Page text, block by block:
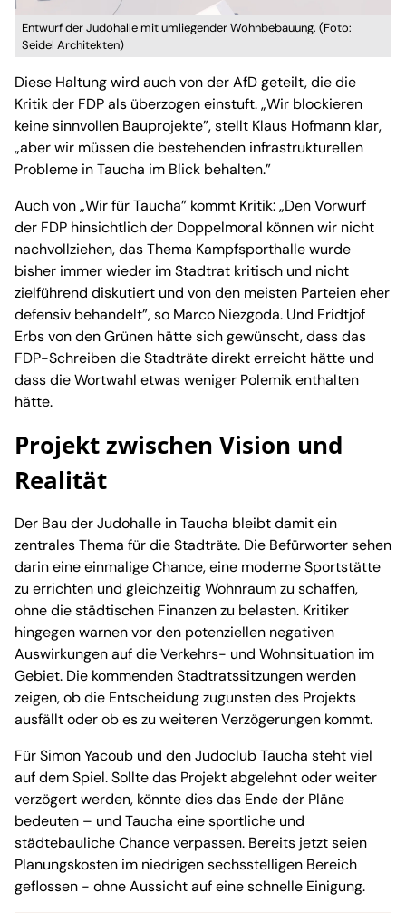
Entwurf der Judohalle mit umliegender Wohnbebauung. (Foto:
Seidel Architekten)
Diese Haltung wird auch von der AfD geteilt, die die
Kritik der FDP als überzogen einstuft. „Wir blockieren
keine sinnvollen Bauprojekte”, stellt Klaus Hofmann klar,
„aber wir müssen die bestehenden infrastrukturellen
Probleme in Taucha im Blick behalten.”
Auch von „Wir für Taucha” kommt Kritik: „Den Vorwurf
der FDP hinsichtlich der Doppelmoral können wir nicht
nachvollziehen, das Thema Kampfsporthalle wurde
bisher immer wieder im Stadtrat kritisch und nicht
zielführend diskutiert und von den meisten Parteien eher
defensiv behandelt”, so Marco Niezgoda. Und Fridtjof
Erbs von den Grünen hätte sich gewünscht, dass das
FDP-Schreiben die Stadträte direkt erreicht hätte und
dass die Wortwahl etwas weniger Polemik enthalten
hätte.
Projekt zwischen Vision und
Realität
Der Bau der Judohalle in Taucha bleibt damit ein
zentrales Thema für die Stadträte. Die Befürworter sehen
darin eine einmalige Chance, eine moderne Sportstätte
zu errichten und gleichzeitig Wohnraum zu schaffen,
ohne die städtischen Finanzen zu belasten. Kritiker
hingegen warnen vor den potenziellen negativen
Auswirkungen auf die Verkehrs- und Wohnsituation im
Gebiet. Die kommenden Stadtratssitzungen werden
zeigen, ob die Entscheidung zugunsten des Projekts
ausfällt oder ob es zu weiteren Verzögerungen kommt.
Für Simon Yacoub und den Judoclub Taucha steht viel
auf dem Spiel. Sollte das Projekt abgelehnt oder weiter
verzögert werden, könnte dies das Ende der Pläne
bedeuten – und Taucha eine sportliche und
städtebauliche Chance verpassen. Bereits jetzt seien
Planungskosten im niedrigen sechsstelligen Bereich
geflossen - ohne Aussicht auf eine schnelle Einigung.